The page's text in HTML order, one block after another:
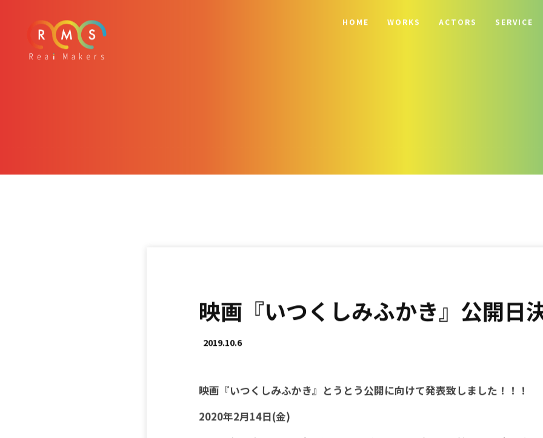
HOME WORKS ACTORS SERVICE
映画『いつくしみふかき』公開日
2019.10.6
映画『いつくしみふかき』とうとう公開に向けて発表致しました！！！
2020年2月14日(金)